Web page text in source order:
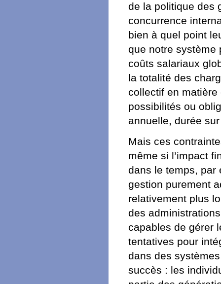
de la politique des
concurrence
bien à quel point
que notre système
coûts salariaux
la totalité des
collectif en
possibilités ou
annuelle, durée
Mais ces
même si l’impact
dans le temps, par
gestion purement
relativement plus
des
capables de gérer
tentatives pour
dans des
succès : les